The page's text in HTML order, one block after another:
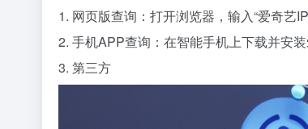
1. 网页版查询：打开浏览器，输入“爱奇艺
2. 手机APP查询：在智能手机上下载并安
3. 第三方